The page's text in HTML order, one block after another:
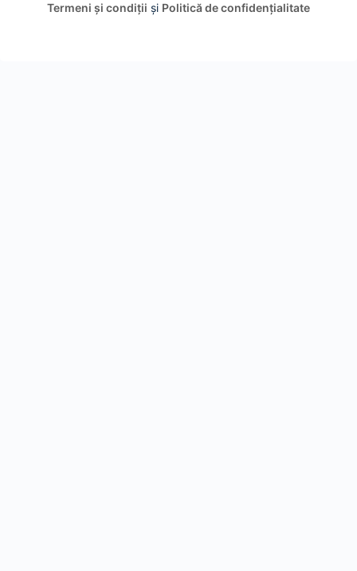
Termeni și condiții și Politică de confidențialitate